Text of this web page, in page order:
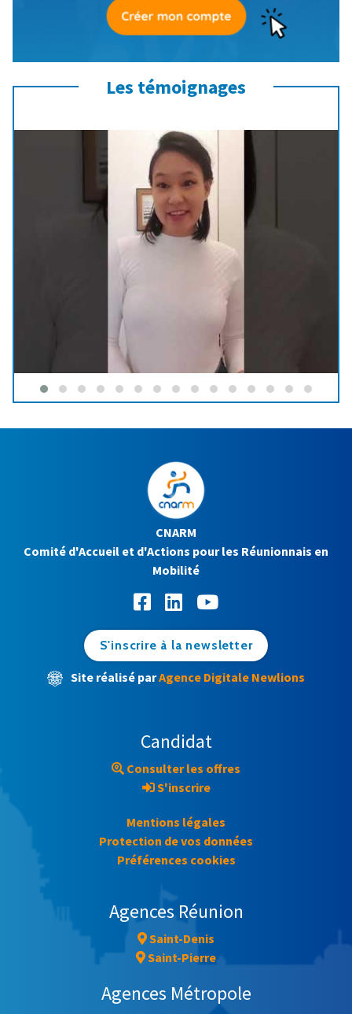
Les témoignages
Agences Réunion
Saint-Denis
Saint-Pierre
Agences Métropole
CNARM
Comité d'Accueil et d'Actions pour les Réunionnais en
Mobilité
S'inscrire à la newsletter
Site réalisé parAgence Digitale Newlions
Candidat
Consulter les offres
S'inscrire
Mentions légales
Protection de vos données
Préférences cookies